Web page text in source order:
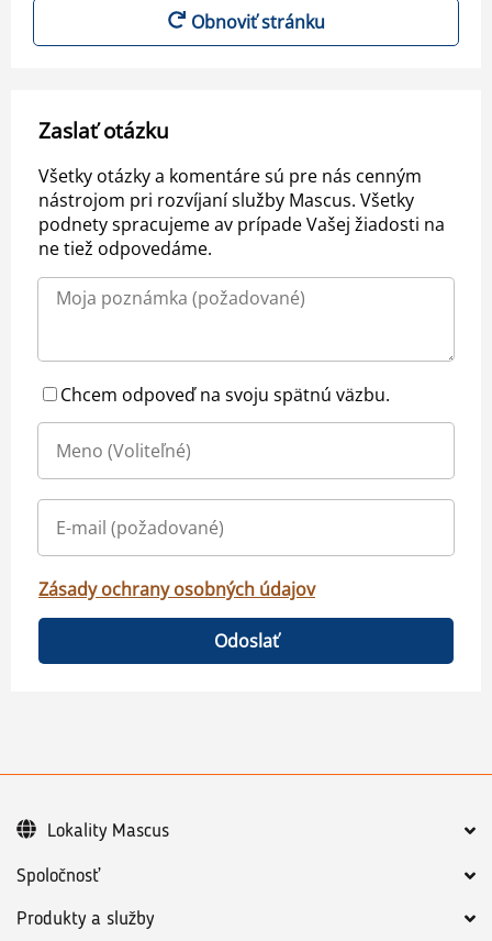
Obnoviť stránku
Zaslať otázku
Všetky otázky a komentáre sú pre nás cenným
nástrojom pri rozvíjaní služby Mascus. Všetky
podnety spracujeme av prípade Vašej žiadosti na
ne tiež odpovedáme.
Chcem odpoveď na svoju spätnú väzbu.
Zásady ochrany osobných údajov
Odoslať
Spoločnosť
Produkty a služby
Lokality Mascus